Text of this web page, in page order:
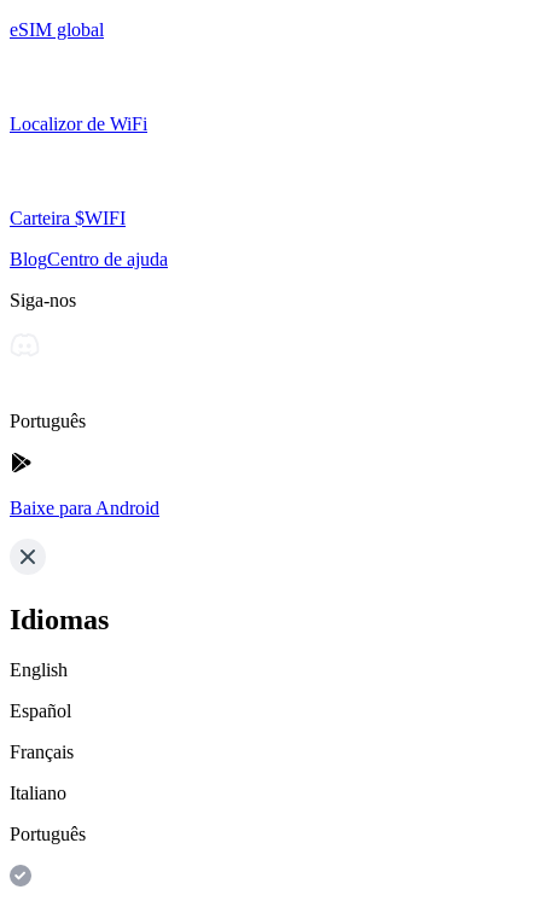
eSIM global
Localizor de WiFi
Carteira $WIFI
BlogCentro de ajuda
Siga-nos
Português
Baixe para Android
Idiomas
English
Español
Français
Italiano
Português